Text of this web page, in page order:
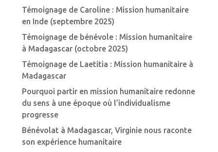
Témoignage de Caroline : Mission humanitaire
en Inde (septembre 2025)
Témoignage de bénévole : Mission humanitaire
à Madagascar (octobre 2025)
Témoignage de Laetitia : Mission humanitaire à
Madagascar
Pourquoi partir en mission humanitaire redonne
du sens à une époque où l’individualisme
progresse
Bénévolat à Madagascar, Virginie nous raconte
son expérience humanitaire